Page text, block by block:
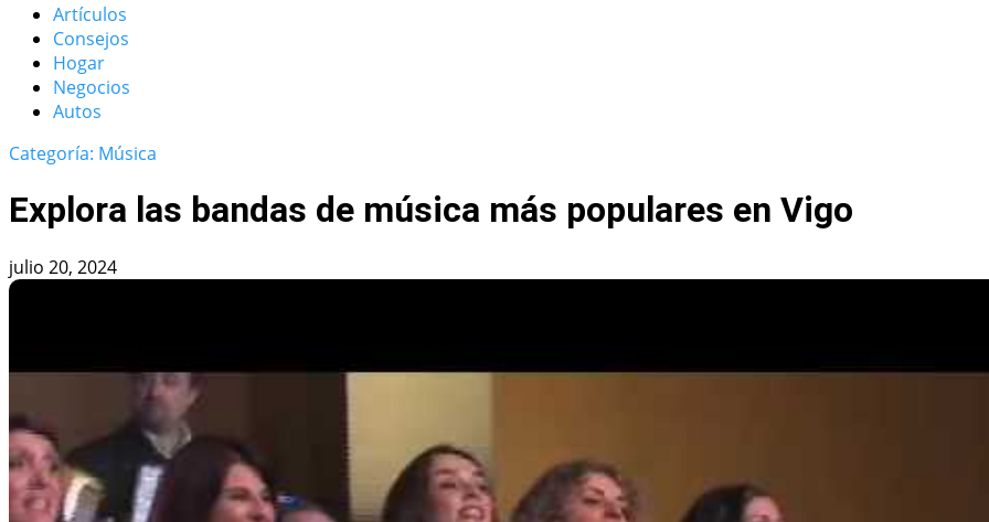
Artículos
Consejos
Hogar
Negocios
Autos
Categoría: Música
Explora las bandas de música más populares en Vigo
julio 20, 2024